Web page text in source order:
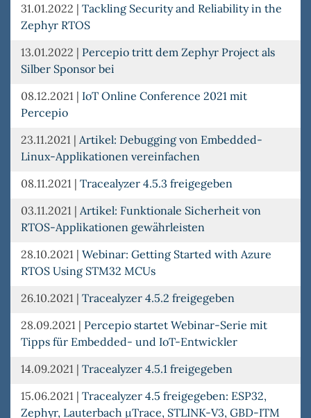
31.01.2022 | Tackling Security and Reliability in the
Zephyr RTOS
13.01.2022 | Percepio tritt dem Zephyr Project als
Silber Sponsor bei
08.12.2021 | IoT Online Conference 2021 mit
Percepio
23.11.2021 | Artikel: Debugging von Embedded-
Linux-Applikationen vereinfachen
08.11.2021 | Tracealyzer 4.5.3 freigegeben
03.11.2021 | Artikel: Funktionale Sicherheit von
RTOS-Applikationen gewährleisten
28.10.2021 | Webinar: Getting Started with Azure
RTOS Using STM32 MCUs
26.10.2021 | Tracealyzer 4.5.2 freigegeben
28.09.2021 | Percepio startet Webinar-Serie mit
Tipps für Embedded- und IoT-Entwickler
14.09.2021 | Tracealyzer 4.5.1 freigegeben
15.06.2021 | Tracealyzer 4.5 freigegeben: ESP32,
Zephyr, Lauterbach µTrace, STLINK-V3, GBD-ITM